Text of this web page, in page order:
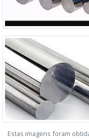
Estas imagens foram